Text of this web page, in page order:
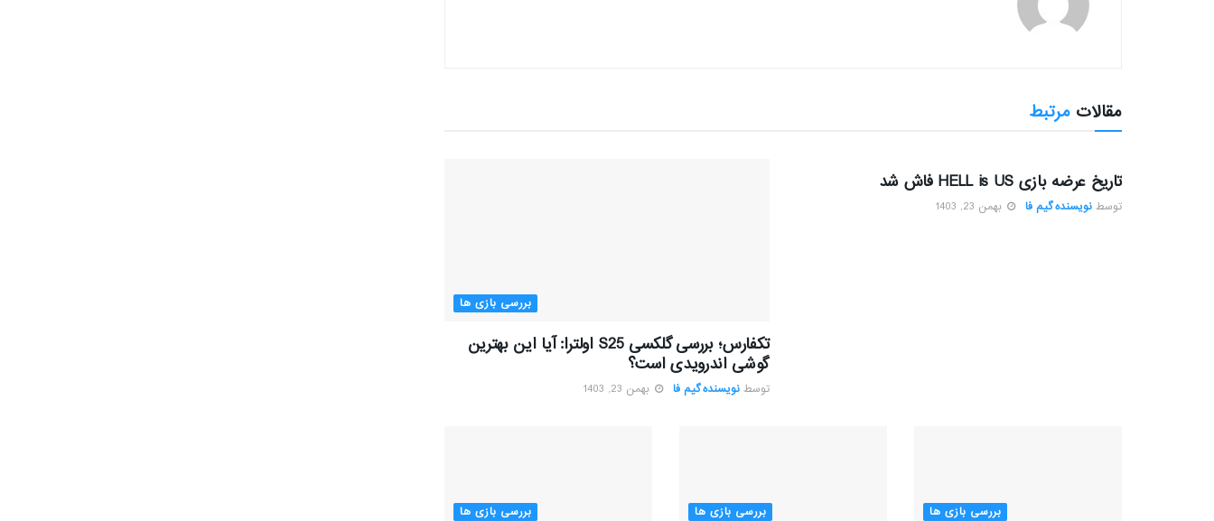
مقالات مرتبط
تاریخ عرضه بازی HELL is US فاش شد
توسط نویسنده گیم فا بهمن 23, 1403
بررسی بازی ها
تکفارس؛ بررسی گلکسی S25 اولترا: آیا این بهترین
گوشی اندرویدی است؟
توسط نویسنده گیم فا بهمن 23, 1403
بررسی بازی ها بررسی بازی ها بررسی بازی ها